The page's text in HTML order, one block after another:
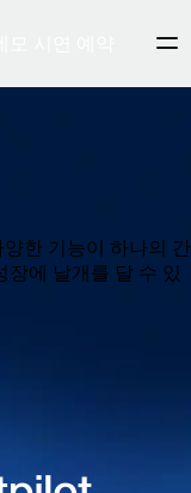
한 기능이 하나의 간
장에 날개를 달 수 있